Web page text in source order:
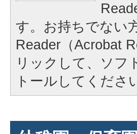
す。お持ちでない
Reader（Acrobat
リックして、ソフ
トールしてくださ